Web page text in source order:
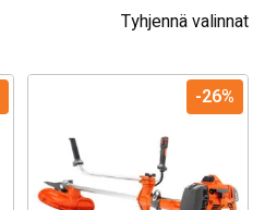
Tyhjennä valinnat
-26%